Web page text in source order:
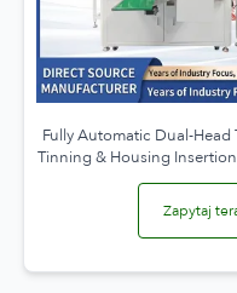
Fully Automatic Dual-
Tinning & Housing
Zapytaj